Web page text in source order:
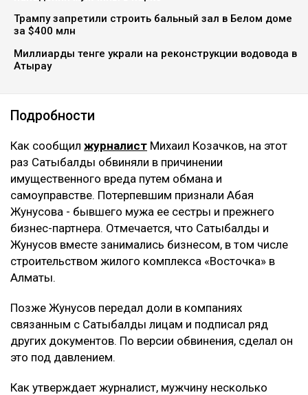
Трампу запретили строить бальный зал в Белом доме
за $400 млн
Миллиарды тенге украли на реконструкции водовода в
Атырау
Подробности
Как сообщил журналист Михаил Козачков, на этот
раз Сатыбалды обвиняли в причинении
имущественного вреда путем обмана и
самоуправстве. Потерпевшим признали Абая
Жунусова - бывшего мужа ее сестры и прежнего
бизнес-партнера. Отмечается, что Сатыбалды и
Жунусов вместе занимались бизнесом, в том числе
строительством жилого комплекса «Восточка» в
Алматы.
Позже Жунусов передал доли в компаниях
связанным с Сатыбалды лицам и подписал ряд
других документов. По версии обвинения, сделал он
это под давлением.
Как утверждает журналист, мужчину несколько